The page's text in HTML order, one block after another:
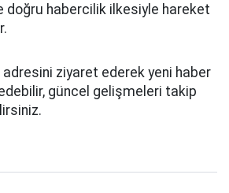
doğru habercilik ilkesiyle hareket
adresini ziyaret ederek yeni haber
güncel gelişmeleri takip